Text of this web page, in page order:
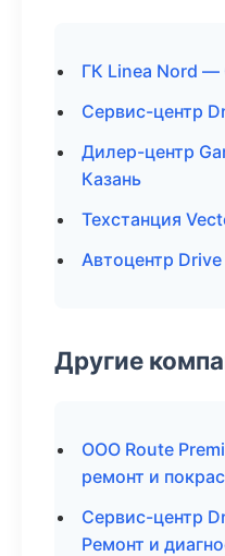
ГК Linea Nord —
Сервис-центр
Дилер-центр
Казань
Техстанция
Автоцентр
Другие
ООО Route
ремонт и
Сервис-центр
Ремонт и